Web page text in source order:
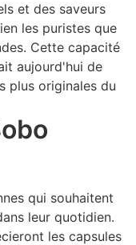
et des saveurs
les puristes que
Cette capacité
aujourd'hui de
plus originales du
qui souhaitent
leur quotidien.
les capsules